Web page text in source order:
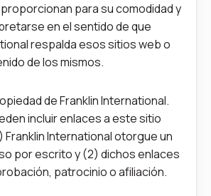
para su comodidad y
en el sentido de que
respalda esos sitios web o
de los mismos.
de Franklin International.
incluir enlaces a este sitio
Franklin International otorgue un
por escrito y (2) dichos enlaces
patrocinio o afiliación.